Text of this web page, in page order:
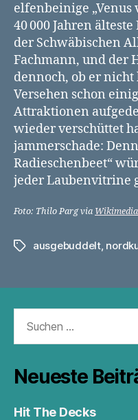
elfenbeinige „Venus
40 000 Jahren
der Schwäbischen
Fachmann, und der
dennoch, ob er
Versehen schon
Attraktionen
wieder verschüttet
jammerschade:
Radieschenbeet“
jeder Laubenvitrine
Foto: Thilo Parg via
Schlagwörter
ausgebuddelt,
nach:
Neueste
Hit The Decks